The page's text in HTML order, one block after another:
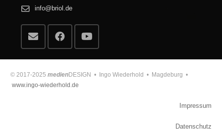
info@briol.de
© 2017-2025 medienDESIGN • Ingo Wiederhold • Magdeburg •
www.ingo-wiederhold.de
Impressum
Datenschutz